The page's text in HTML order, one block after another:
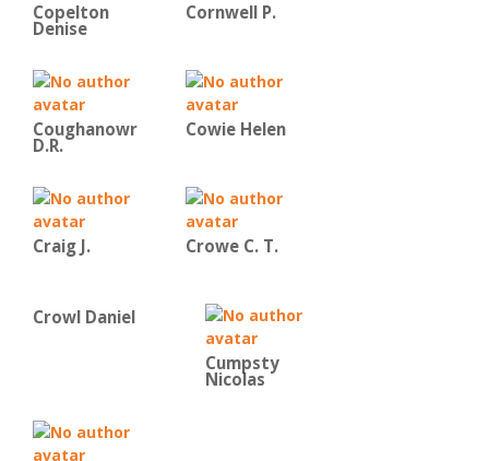
Copelton
Denise
Cornwell P.
Coughanowr
D.R.
Cowie Helen
Craig J. Crowe C. T.
Crowl Daniel
Cumpsty
Nicolas